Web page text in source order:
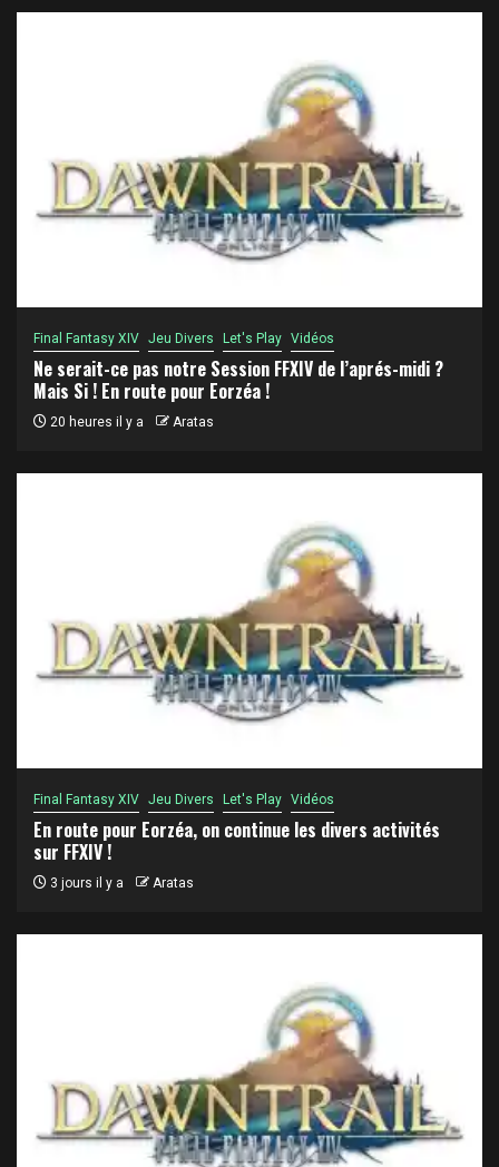
Final Fantasy XIV Jeu Divers Let's Play Vidéos
Ne serait-ce pas notre Session FFXIV de l’aprés-midi ?
Mais Si ! En route pour Eorzéa !
20 heures il y a Aratas
Final Fantasy XIV Jeu Divers Let's Play Vidéos
En route pour Eorzéa, on continue les divers activités
sur FFXIV !
3 jours il y a Aratas